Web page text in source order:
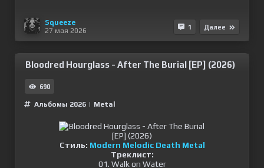
Squeeze
27 мая 2026
1 Далее
Bloodred Hourglass - After The Burial [EP] (2026)
690
Альбомы 2026 | Metal
Стиль: Modern Melodic Death Metal
Треклист:
01. Walk on Water